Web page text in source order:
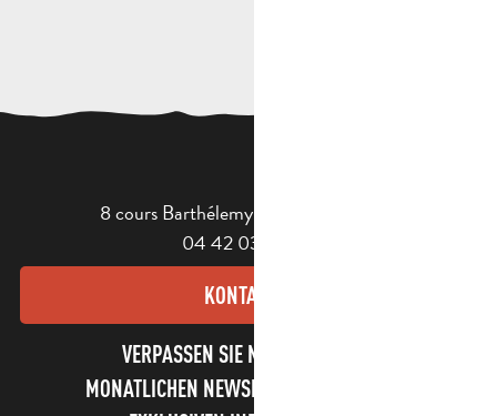
8 cours Barthélemy - 13400 Aubagne
04 42 03 49 98
KONTAKT
VERPASSEN SIE NICHT UNSEREN
MONATLICHEN NEWSLETTER UND UNSERE